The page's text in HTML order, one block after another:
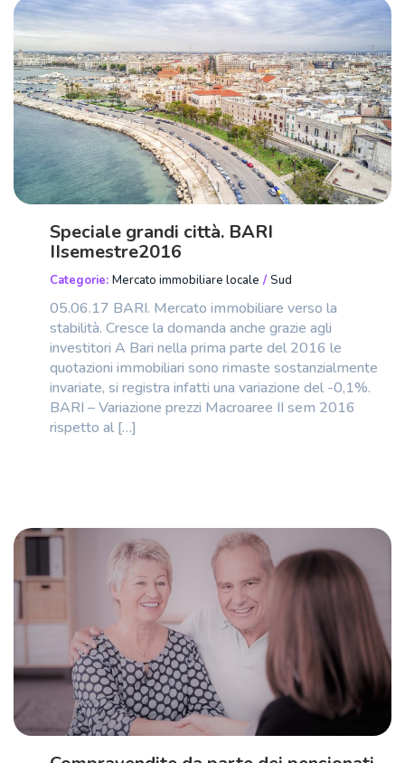
Speciale grandi città. BARI
IIsemestre2016
Categorie: Mercato immobiliare locale / Sud
05.06.17 BARI. Mercato immobiliare verso la
stabilità. Cresce la domanda anche grazie agli
investitori A Bari nella prima parte del 2016 le
quotazioni immobiliari sono rimaste sostanzialmente
invariate, si registra infatti una variazione del -0,1%.
BARI – Variazione prezzi Macroaree II sem 2016
rispetto al […]